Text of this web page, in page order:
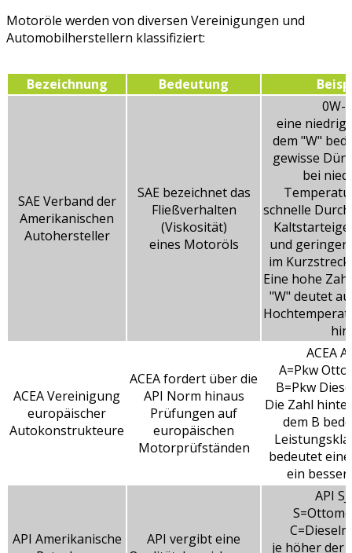
Motoröle werden von diversen Vereinigungen und
Automobilherstellern klassifiziert:
Bezeichnung Bedeutung
SAE Verband der
Amerikanischen
Autohersteller
SAE bezeichnet das
Fließverhalten
(Viskosität)
eines Motoröls
0W-
eine
dem "W"
gewisse
bei
schnelle
und geringer
im
Eine hohe
"W" deutet
hin.
ACEA Vereinigung
europäischer
Autokonstrukteure
ACEA fordert über die
API Norm hinaus
Prüfungen auf
europäischen
Motorprüfständen
ACEA
A=Pkw
B=Pkw
Die Zahl
dem B
bedeutet
ein
API Amerikanische
API vergibt eine
API
je höher der